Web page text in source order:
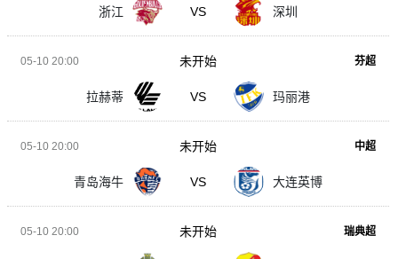
浙江 VS 深圳
05-10 20:00 芬超
拉赫蒂 VS 玛丽港
未开始
05-10 20:00 中超
青岛海牛 VS 大连英博
未开始
05-10 20:00 瑞典超
未开始